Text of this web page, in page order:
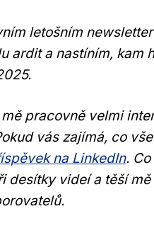
letošním
ardit a nastíním,
pracovně velmi
vás zajímá, co
na LinkedIn.
desítky videí a těší